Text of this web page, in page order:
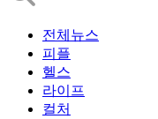
전체뉴스
피플
헬스
라이프
컬처